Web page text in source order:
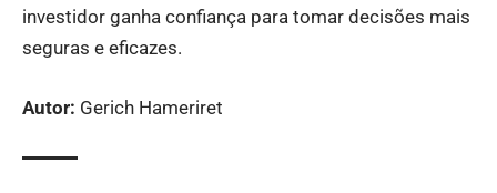
investidor ganha confiança para tomar decisões mais
seguras e eficazes.
Autor: Gerich Hameriret